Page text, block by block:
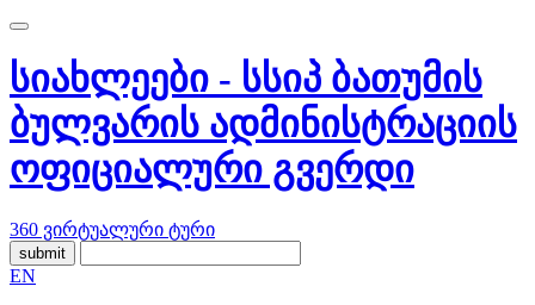
სიახლეები - სსიპ ბათუმის
ბულვარის ადმინისტრაციის
ოფიციალური გვერდი
360 ვირტუალური ტური
submit
EN